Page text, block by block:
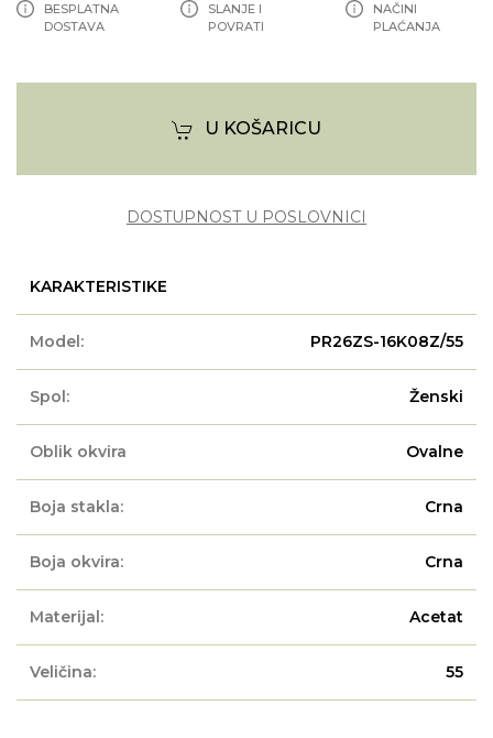
BESPLATNA
DOSTAVA
SLANJE I
POVRATI
NAČINI
PLAĆANJA
U KOŠARICU
DOSTUPNOST U POSLOVNICI
KARAKTERISTIKE
Model: PR26ZS-16K08Z/55
Spol: Ženski
Oblik okvira Ovalne
Boja stakla: Crna
Boja okvira: Crna
Materijal: Acetat
Veličina: 55